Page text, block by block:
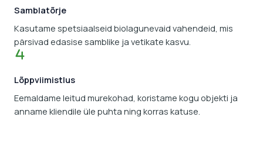
Samblatõrje
Kasutame spetsiaalseid biolagunevaid vahendeid, mis
pärsivad edasise samblike ja vetikate kasvu.
Lõppviimistlus
Eemaldame leitud murekohad, koristame kogu objekti ja
anname kliendile üle puhta ning korras katuse.